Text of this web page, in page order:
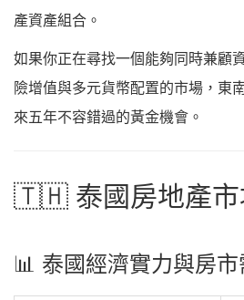
產資產組合。
如果你正在尋找一個能夠同時兼顧
險增值與多元貨幣配置的市場，東
來五年不容錯過的黃金機會。
🇹🇭 泰國房地產市
📊 泰國經濟實力與房市